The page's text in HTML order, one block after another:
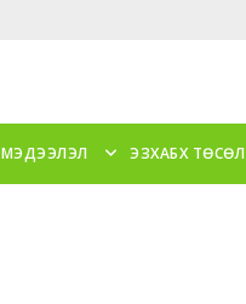
МЭДЭЭЛЭЛ ЭЗХАБХ ТӨСӨЛ